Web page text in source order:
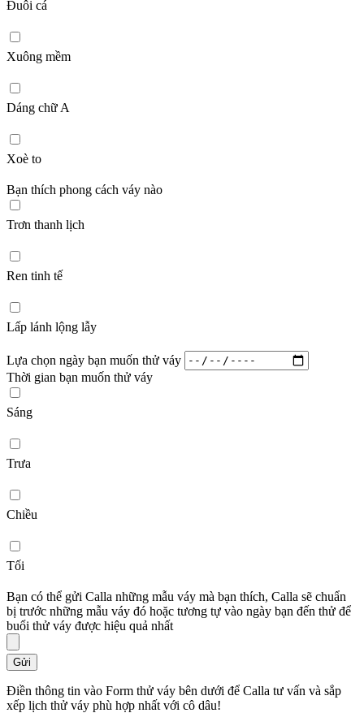
Đuôi cá
Xuông mềm
Dáng chữ A
Xoè to
Bạn thích phong cách váy nào
Trơn thanh lịch
Ren tinh tế
Lấp lánh lộng lẫy
Lựa chọn ngày bạn muốn thử váy
Thời gian bạn muốn thử váy
Sáng
Trưa
Chiều
Tối
Bạn có thể gửi Calla những mẫu váy mà bạn thích, Calla sẽ chuẩn
bị trước những mẫu váy đó hoặc tương tự vào ngày bạn đến thử để
buổi thử váy được hiệu quả nhất
Gửi
Điền thông tin vào Form thử váy bên dưới để Calla tư vấn và sắp
xếp lịch thử váy phù hợp nhất với cô dâu!